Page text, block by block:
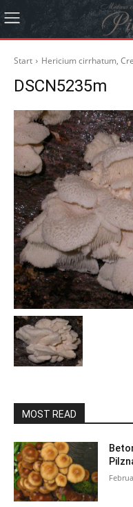
Start Hericium cirrhatum,
DSCN5235m
MOST READ